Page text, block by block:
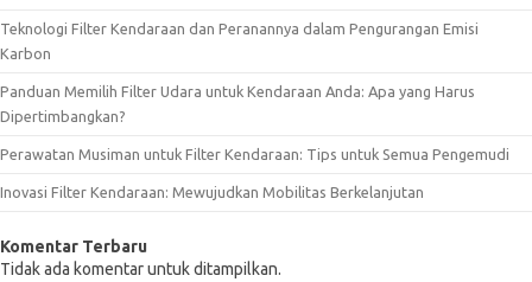
Teknologi Filter Kendaraan dan Peranannya dalam Pengurangan Emisi
Karbon
Panduan Memilih Filter Udara untuk Kendaraan Anda: Apa yang Harus
Dipertimbangkan?
Perawatan Musiman untuk Filter Kendaraan: Tips untuk Semua Pengemudi
Inovasi Filter Kendaraan: Mewujudkan Mobilitas Berkelanjutan
Komentar Terbaru
Tidak ada komentar untuk ditampilkan.